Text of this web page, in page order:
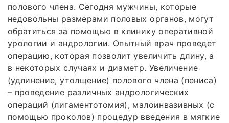
полового члена. Сегодня мужчины, которые
недовольны размерами половых органов, могут
обратиться за помощью в клинику оперативной
урологии и андрологии. Опытный врач проведет
операцию, которая позволит увеличить длину, а
в некоторых случаях и диаметр. Увеличение
(удлинение, утолщение) полового члена (пениса)
– проведение различных андрологических
операций (лигаментотомия), малоинвазивных (с
помощью проколов) процедур введения в мягкие